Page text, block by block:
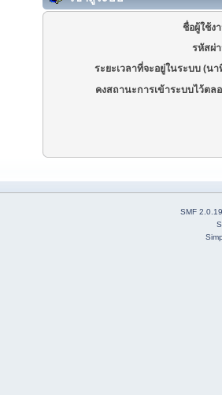
ชื่อผู้ใช้ง
รหัสผ่
ระยะเวลาที่จะอยู่ในระบบ (นา
คงสถานะการเข้าระบบไว้ตล
SMF 2.0.19